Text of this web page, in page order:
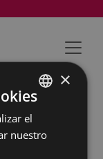
Salón
BASQUE
SPANISH
×
el
nuestro